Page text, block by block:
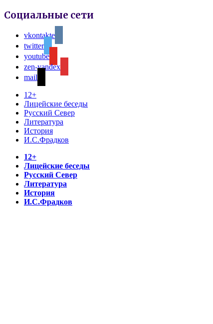
Социальные сети
vkontakte
twitter
youtube
zen-yandex
mail
12+
Лицейские беседы
Русский Север
Литература
История
И.С.Фрадков
12+
Лицейские беседы
Русский Север
Литература
История
И.С.Фрадков